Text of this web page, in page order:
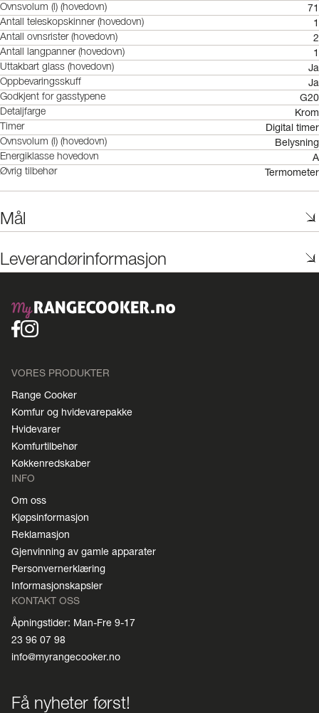
Ovnsvolum (l) (hovedovn) 71
Antall teleskopskinner (hovedovn) 1
Antall ovnsrister (hovedovn) 2
Antall langpanner (hovedovn) 1
Uttakbart glass (hovedovn) Ja
Oppbevaringsskuff Ja
Godkjent for gasstypene G20
Detaljfarge Krom
Timer Digital timer
Ovnsvolum (l) (hovedovn) Belysning
Energiklasse hovedovn A
Øvrig tilbehør Termometer
Mål
Leverandørinformasjon
VORES PRODUKTER
Range Cooker
Komfur og hvidevarepakke
Hvidevarer
Komfurtilbehør
Køkkenredskaber
INFO
Om oss
Kjøpsinformasjon
Reklamasjon
Gjenvinning av gamle apparater
Personvernerklæring
Informasjonskapsler
KONTAKT OSS
Åpningstider: Man-Fre 9-17
23 96 07 98
info@myrangecooker.no
Få nyheter først!